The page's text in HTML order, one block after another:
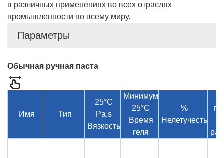
в различных применениях во всех отраслях
промышленности по всему миру.
Параметры
Обычная ручная паста
Имя Тип
25°C
Pa.s
Вязкость
Минимум
25°C
Время
геля
%
Нелетучесть